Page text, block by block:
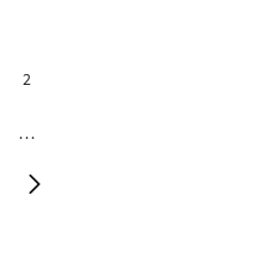
2
…